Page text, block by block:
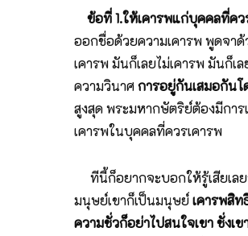
ข้อที่ 1.ให้เคารพแก่บุคคลที่คว
ออกชื่อด้วยความเคารพ พูดจาด้
เคารพ มันก็เลยไม่เคารพ มันก็
ความวินาศการอยู่กันเสมอกันโ
สูงสุด พระมหากษัตริย์ต้องมีกา
เคารพในบุคคลที่ควรเคารพ
ทีนี้ก็อยากจะบอกให้รู้เสียเล
มนุษย์เขาก็เป็นมนุษย์เคารพสิท
ความชั่วก็อย่าไปสนใจเขา ชั่งเข